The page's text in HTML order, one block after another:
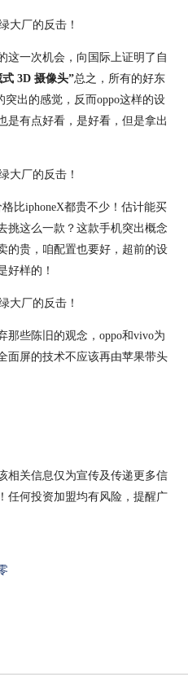
这一次机会，向国际上证明了自
3D 摄像头”总之，所有的好东
出的感觉，反而oppo这样的设
是有点好看，是好看，但是拿出
比iphoneX都贵不少！估计能买
挑这么一款？这款手机突出概念
的贵，咱配置也要好，超前的设
好样的！
那些陈旧的观念，oppo和vivo为
面屏的技术不应该再由苹果带头
相关信息仅为宣传及传递更多信
任何投资加盟均有风险，提醒广